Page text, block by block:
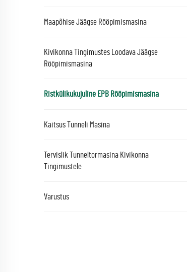
Maapõhise Jäägse Rööpimismasina
Kivikonna Tingimustes Loodava Jäägse
Rööpimismasina
Ristkülikukujuline EPB Rööpimismasina
Kaitsus Tunneli Masina
Tervislik Tunneltormasina Kivikonna
Tingimustele
Varustus